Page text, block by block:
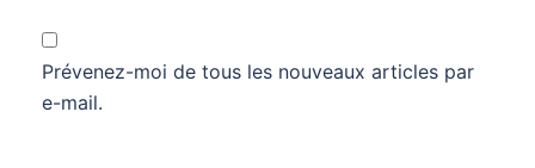
Prévenez-moi de tous les nouveaux articles par
e-mail.